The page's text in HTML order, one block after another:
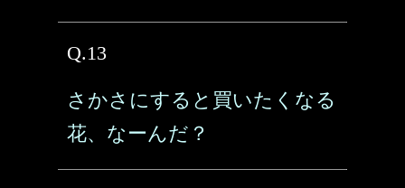
Q.13
さかさにすると買いたくなる
花、なーんだ？